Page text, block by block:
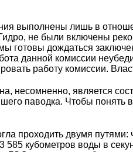
выполнены лишь в
не были включены
готовы дождаться
данной комиссии
работу комиссии.
несомненно, является
паводка. Чтобы понять
проходить двумя путями:
кубометров воды в